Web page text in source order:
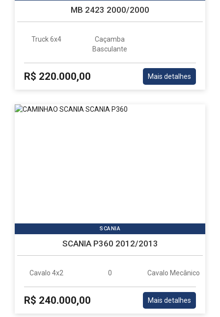
MB 2423 2000/2000
Truck 6x4
Caçamba
Basculante
R$ 220.000,00 Mais detalhes
SCANIA
SCANIA P360 2012/2013
Cavalo 4x2 0 Cavalo Mecânico
R$ 240.000,00 Mais detalhes